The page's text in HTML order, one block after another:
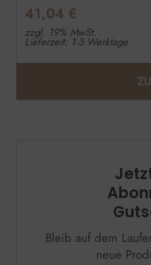
Bleib auf dem
neue
41,04 €
zzgl. 19% MwSt.
Lieferzeit: 1-3 Werktage